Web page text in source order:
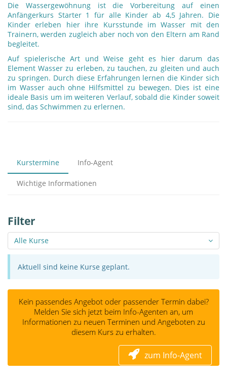
Die Wassergewöhnung ist die Vorbereitung auf einen
Anfängerkurs Starter 1 für alle Kinder ab 4,5 Jahren. Die
Kinder erleben hier ihre Kursstunde im Wasser mit den
Trainern, werden zugleich aber noch von den Eltern am Rand
begleitet.
Auf spielerische Art und Weise geht es hier darum das
Element Wasser zu erleben, zu tauchen, zu gleiten und auch
zu springen. Durch diese Erfahrungen lernen die Kinder sich
im Wasser auch ohne Hilfsmittel zu bewegen. Dies ist eine
ideale Basis um im weiteren Verlauf, sobald die Kinder soweit
sind, das Schwimmen zu erlernen.
Kurstermine Info-Agent
Wichtige Informationen
Filter
Alle Kurse
Aktuell sind keine Kurse geplant.
Kein passendes Angebot oder passender Termin dabei?
Melden Sie sich jetzt beim Info-Agenten an, um
Informationen zu neuen Terminen und Angeboten zu
diesem Kurs zu erhalten.
zum Info-Agent